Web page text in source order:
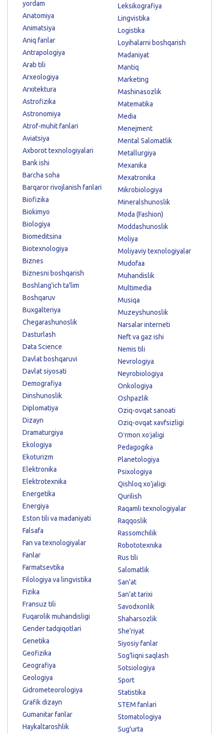
yordam
Anatomiya
Animatsiya
Aniq fanlar
Antrapologiya
Arab tili
Arxeologiya
Arxitektura
Astrofizika
Astronomiya
Atrof-muhit fanlari
Aviatsiya
Axborot texnologiyalari
Bank ishi
Barcha soha
Barqaror rivojlanish fanlari
Biofizika
Biokimyo
Biologiya
Biomeditsina
Biotexnologiya
Biznes
Biznesni boshqarish
Boshlang'ich ta'lim
Boshqaruv
Buxgalteriya
Chegarashunoslik
Dasturlash
Data Science
Davlat boshqaruvi
Davlat siyosati
Demografiya
Dinshunoslik
Diplomatiya
Dizayn
Dramaturgiya
Ekologiya
Ekoturizm
Elektronika
Elektrotexnika
Energetika
Energiya
Eston tili va madaniyati
Falsafa
Fan va texnologiyalar
Fanlar
Farmatsevtika
Filologiya va lingvistika
Fizika
Fransuz tili
Fuqarolik muhandisligi
Gender tadqiqotlari
Genetika
Geofizika
Geografiya
Geologiya
Gidrometeorologiya
Grafik dizayn
Gumanitar fanlar
Haykaltaroshlik
Leksikografiya
Lingvistika
Logistika
Loyihalarni boshqarish
Madaniyat
Mantiq
Marketing
Mashinasozlik
Matematika
Media
Menejment
Mental Salomatlik
Metallurgiya
Mexanika
Mexatronika
Mikrobiologiya
Mineralshunoslik
Moda (Fashion)
Moddashunoslik
Moliya
Moliyaviy texnologiyalar
Mudofaa
Muhandislik
Multimedia
Musiqa
Muzeyshunoslik
Narsalar interneti
Neft va gaz ishi
Nemis tili
Nevrologiya
Neyrobiologiya
Onkologiya
Oshpazlik
Oziq-ovqat sanoati
Oziq-ovqat xavfsizligi
Oʻrmon xoʻjaligi
Pedagogika
Planetologiya
Psixologiya
Qishloq xo'jaligi
Qurilish
Raqamli texnologiyalar
Raqqoslik
Rassomchilik
Robototexnika
Rus tili
Salomatlik
San'at
San'at tarixi
Savodxonlik
Shaharsozlik
She'riyat
Siyosiy fanlar
Sog'liqni saqlash
Sotsiologiya
Sport
Statistika
STEM fanlari
Stomatologiya
Sug'urta